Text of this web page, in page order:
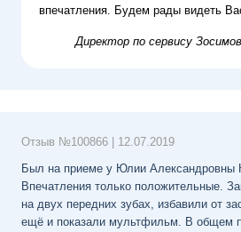
впечатления. Будем рады видеть
Директор по сервису
Отзыв №100866
12.07.2019
Был на приеме у Юлии Александровны
Впечатления только положительные.
на двух передних зубах, избавили от
ещё и показали мультфильм. В общем